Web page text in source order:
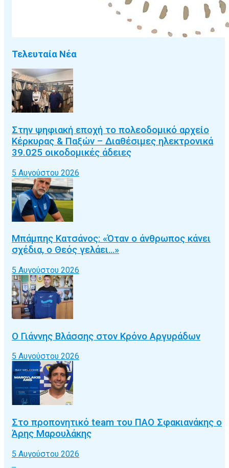
Τελευταία Νέα
Στην ψηφιακή εποχή το πολεοδομικό αρχείο
Κέρκυρας & Παξών – Διαθέσιμες ηλεκτρονικά
39.025 οικοδομικές άδειες
5 Αυγούστου 2026
Μπάμπης Κατσάνος: «Όταν ο άνθρωπος κάνει
σχέδια, ο Θεός γελάει…»
5 Αυγούστου 2026
Ο Γιάννης Βλάσσης στον Κρόνο Αργυράδων
5 Αυγούστου 2026
Στο προπονητικό team του ΠΑΟ Σφακιανάκης ο
Άρης Μαρουλάκης
5 Αυγούστου 2026